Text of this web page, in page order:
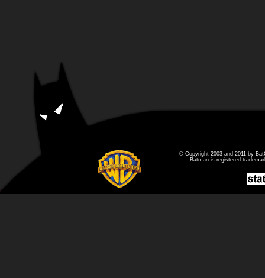
© Copyright 2003 and 2011 by
Batman is registered